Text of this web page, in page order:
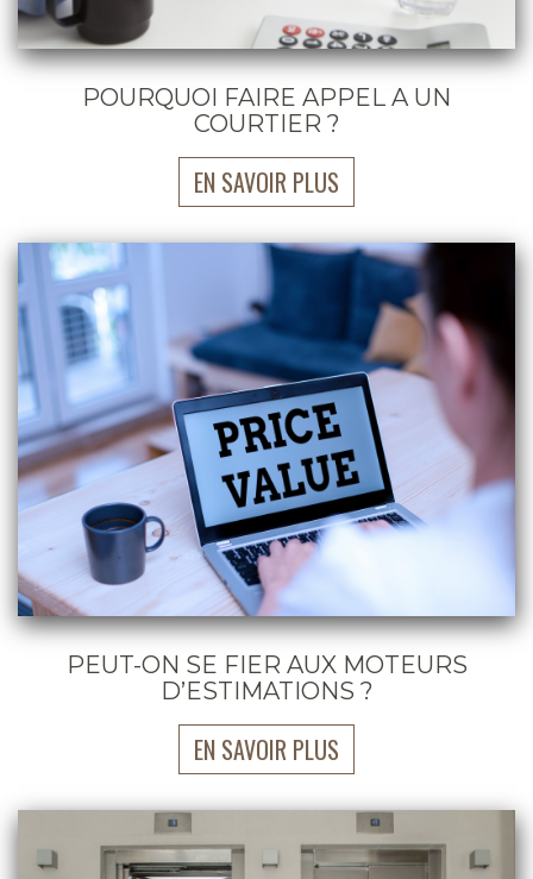
POURQUOI FAIRE APPEL A UN
COURTIER ?
EN SAVOIR PLUS
PEUT-ON SE FIER AUX MOTEURS
D’ESTIMATIONS ?
EN SAVOIR PLUS